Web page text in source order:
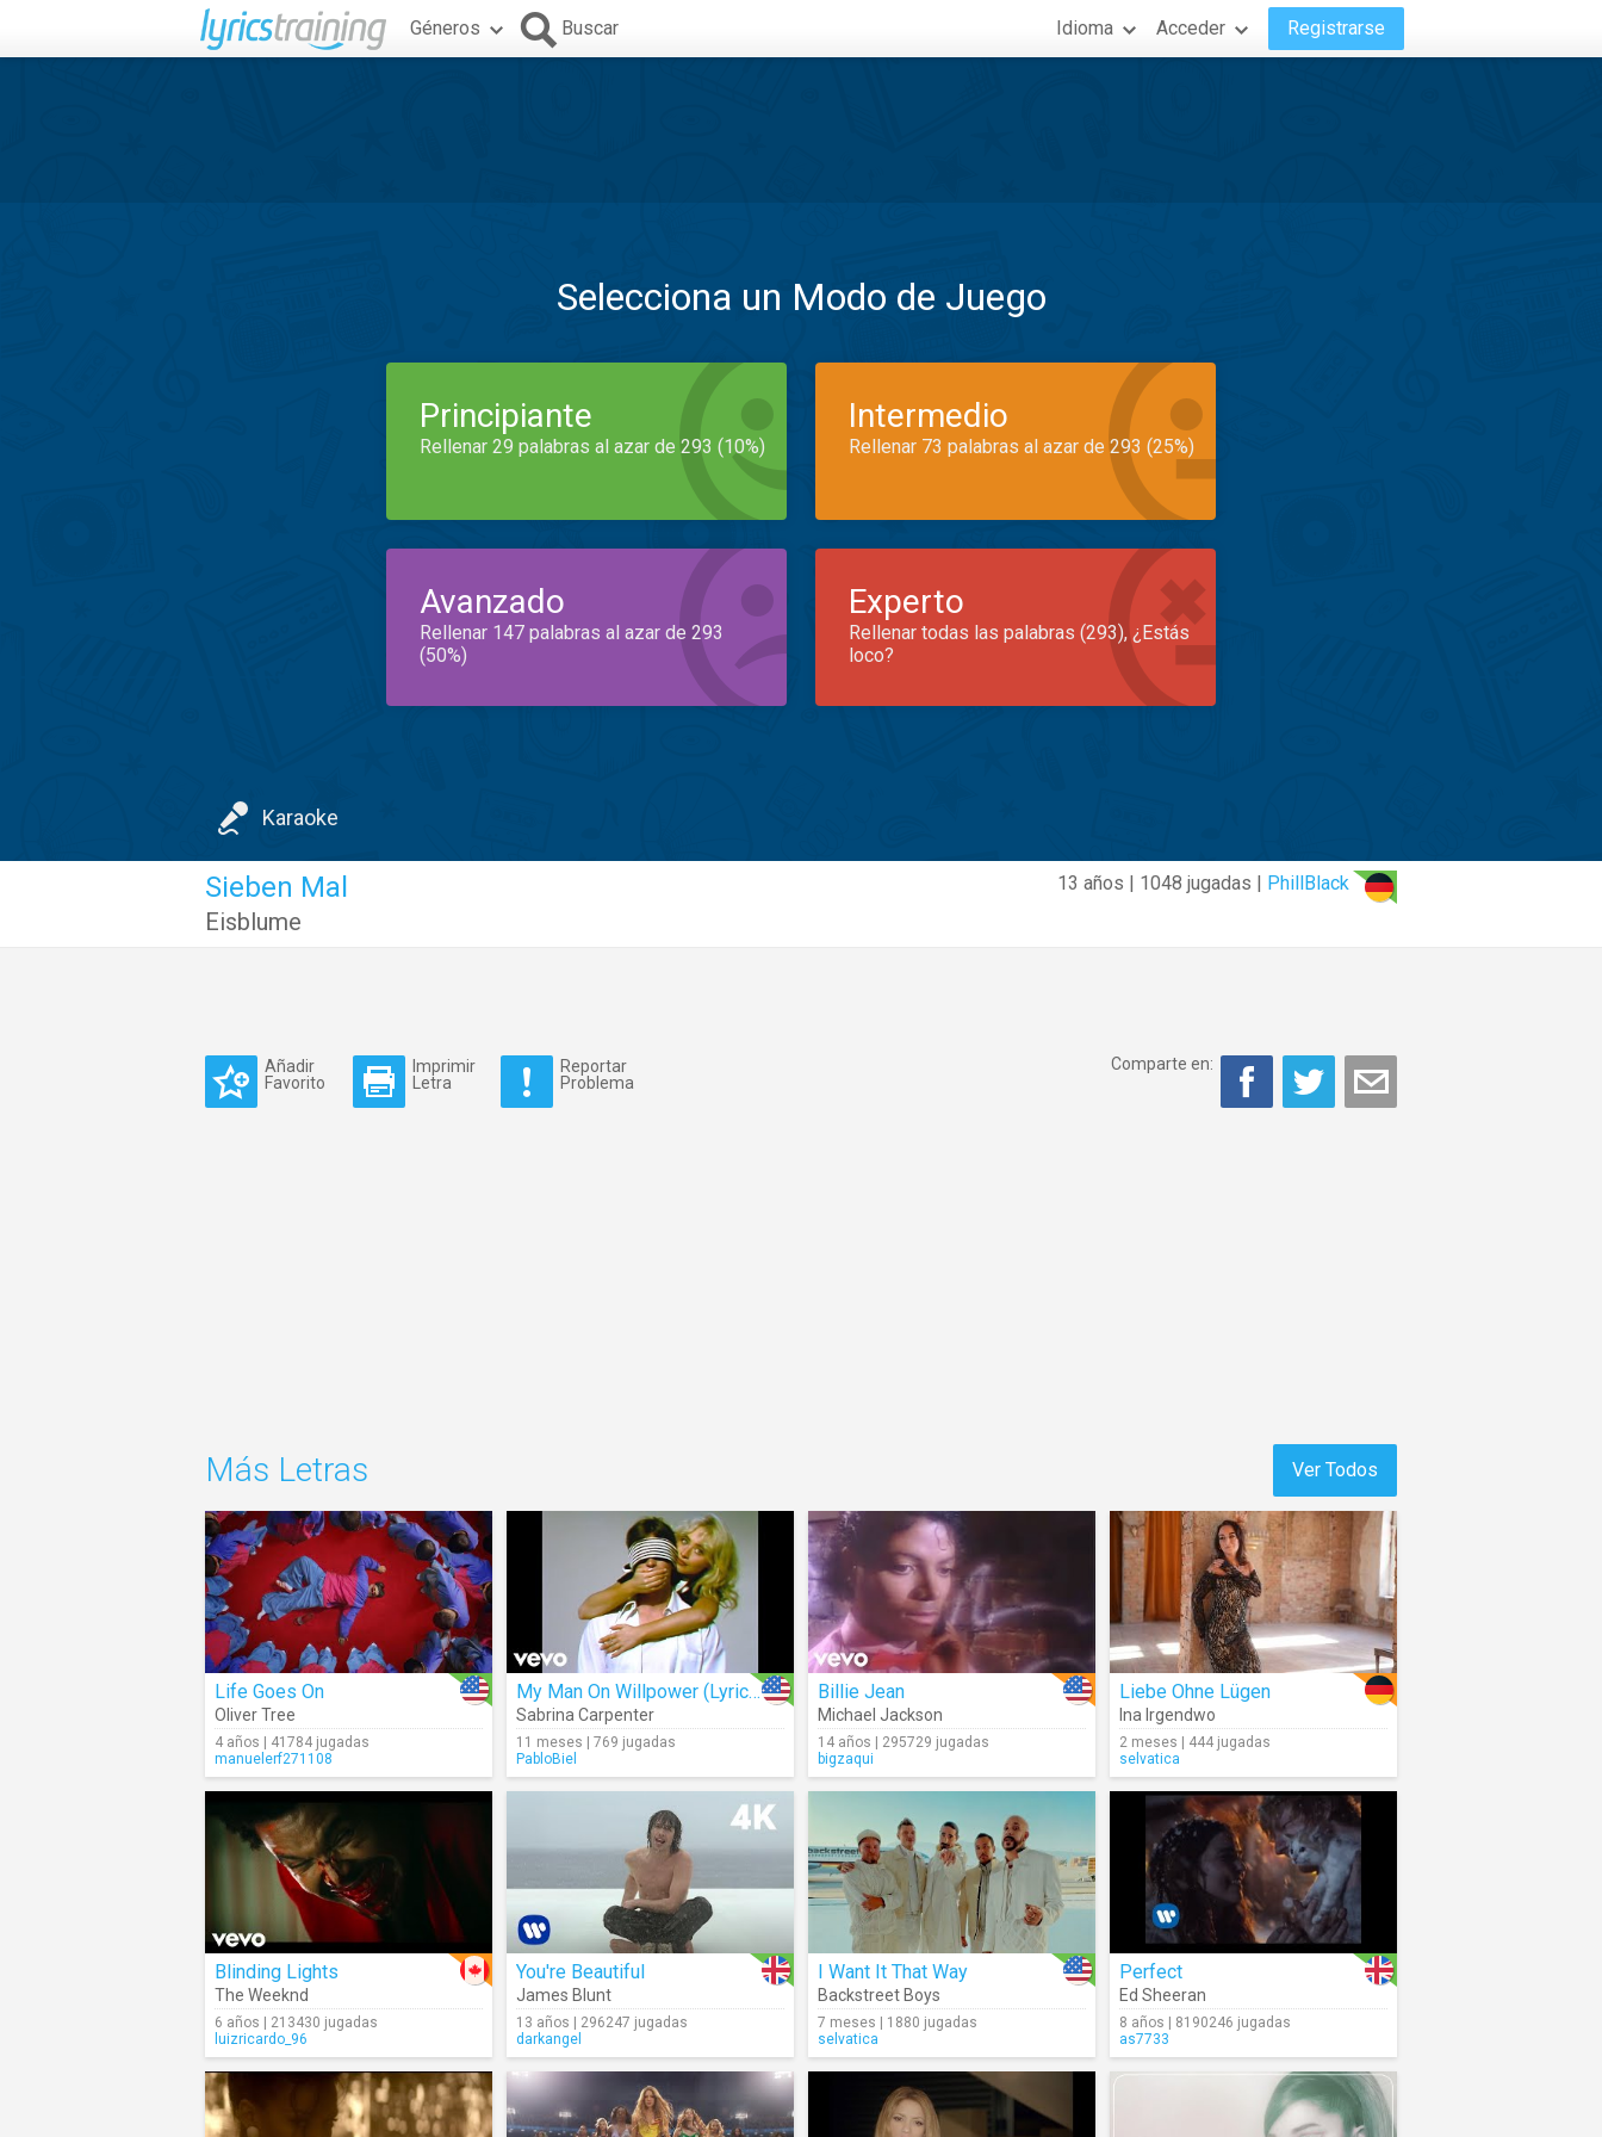
Géneros Buscar Idioma Acceder Registrarse
Selecciona un Modo de Juego
Principiante
Rellenar 29 palabras al azar de 293 (10%)
Intermedio
Rellenar 73 palabras al azar de 293 (25%)
Avanzado
Rellenar 147 palabras al azar de 293
(50%)
Experto
Rellenar todas las palabras (293), ¿Estás
loco?
Karaoke
13 años | 1048 jugadas | PhillBlack
Sieben Mal
Eisblume
Añadir
Favorito
Imprimir
Letra
Reportar
Problema
Comparte en:
Ver Todos
Más Letras
Life Goes On
Oliver Tree
4 años | 41784 jugadas
manuelerf271108
My Man On Willpower (Lyrics)
Sabrina Carpenter
11 meses | 769 jugadas
PabloBiel
Billie Jean
Michael Jackson
14 años | 295729 jugadas
bigzaqui
Liebe Ohne Lügen
Ina Irgendwo
2 meses | 444 jugadas
selvatica
Blinding Lights
The Weeknd
6 años | 213430 jugadas
luizricardo_96
You're Beautiful
James Blunt
13 años | 296247 jugadas
darkangel
I Want It That Way
Backstreet Boys
7 meses | 1880 jugadas
selvatica
Perfect
Ed Sheeran
8 años | 8190246 jugadas
as7733